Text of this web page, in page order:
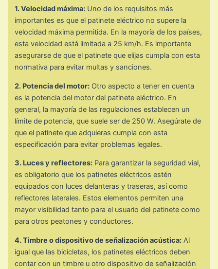
1. Velocidad máxima: Uno de los requisitos más
importantes es que el patinete eléctrico no supere la
velocidad máxima permitida. En la mayoría de los países,
esta velocidad está limitada a 25 km/h. Es importante
asegurarse de que el patinete que elijas cumpla con esta
normativa para evitar multas y sanciones.
2. Potencia del motor: Otro aspecto a tener en cuenta
es la potencia del motor del patinete eléctrico. En
general, la mayoría de las regulaciones establecen un
límite de potencia, que suele ser de 250 W. Asegúrate de
que el patinete que adquieras cumpla con esta
especificación para evitar problemas legales.
3. Luces y reflectores: Para garantizar la seguridad vial,
es obligatorio que los patinetes eléctricos estén
equipados con luces delanteras y traseras, así como
reflectores laterales. Estos elementos permiten una
mayor visibilidad tanto para el usuario del patinete como
para otros peatones y conductores.
4. Timbre o dispositivo de señalización acústica: Al
igual que las bicicletas, los patinetes eléctricos deben
contar con un timbre u otro dispositivo de señalización